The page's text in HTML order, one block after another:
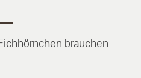
brauchen